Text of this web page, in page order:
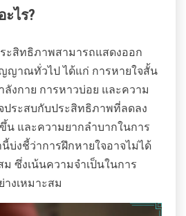
ไร?
ะสิทธิภาพสามารถแสดงออก
าณทั่วไป ได้แก่ การหายใจสั้น
งกาย การหาวบ่อย และความ
ประสบกับประสิทธิภาพที่ลดลง
น และความยากลำบากในการ
งชี้ว่าการฝึกหายใจอาจไม่ได้
ซึ่งเน้นความจำเป็นในการ
งเหมาะสม